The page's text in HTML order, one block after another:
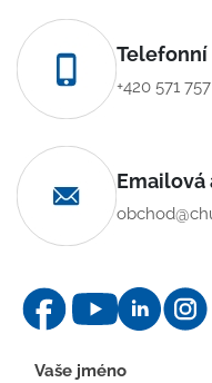
+420 571
Emailová
Kontaktní
Vaše jméno